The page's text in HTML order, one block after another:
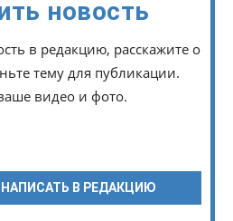
новость
в редакцию, расскажите о
тему для публикации.
видео и фото.
НАПИСАТЬ В РЕДАКЦИЮ